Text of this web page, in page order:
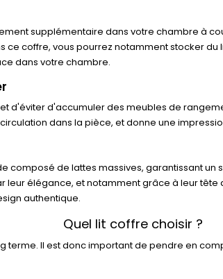
supplémentaire dans votre chambre à
coffre, vous pourrez notamment stocker
dans votre chambre.
d'éviter d'accumuler des meubles de
dans la pièce, et donne une
composé de lattes massives, garantissant
leur élégance, et notamment grâce à leur
authentique.
Quel lit coffre choisir ?
terme. Il est donc important de pendre en